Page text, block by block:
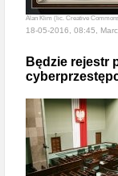
Alan Klim (lic. Creative
18-05-2016, 08:45,
Będzie rejestr